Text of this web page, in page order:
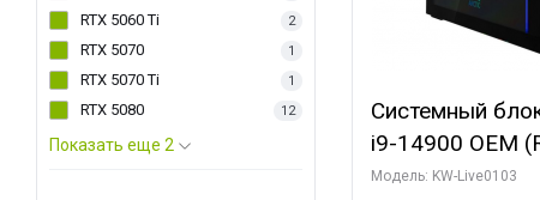
RTX 5060 Ti 2
RTX 5070 1
RTX 5070 Ti 1
RTX 5080 12
Показать еще 2
Системный
i9-14900 OEM
C24 16EC/
Модель: KW-Live0103